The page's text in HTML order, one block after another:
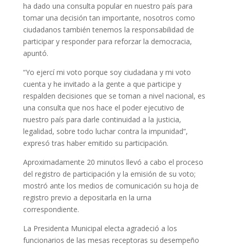
ha dado una consulta popular en nuestro país para
tomar una decisión tan importante, nosotros como
ciudadanos también tenemos la responsabilidad de
participar y responder para reforzar la democracia,
apuntó.
“Yo ejercí mi voto porque soy ciudadana y mi voto
cuenta y he invitado a la gente a que participe y
respalden decisiones que se toman a nivel nacional, es
una consulta que nos hace el poder ejecutivo de
nuestro país para darle continuidad a la justicia,
legalidad, sobre todo luchar contra la impunidad”,
expresó tras haber emitido su participación.
Aproximadamente 20 minutos llevó a cabo el proceso
del registro de participación y la emisión de su voto;
mostró ante los medios de comunicación su hoja de
registro previo a depositarla en la urna
correspondiente.
La Presidenta Municipal electa agradeció a los
funcionarios de las mesas receptoras su desempeño